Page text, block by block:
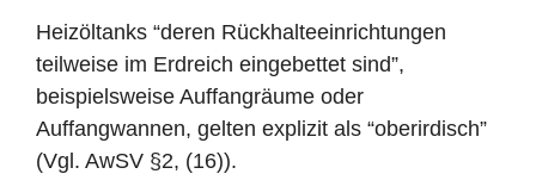
Heizöltanks “deren Rückhalteeinrichtungen
teilweise im Erdreich eingebettet sind”,
beispielsweise Auffangräume oder
Auffangwannen, gelten explizit als “oberirdisch”
(Vgl. AwSV §2, (16)).